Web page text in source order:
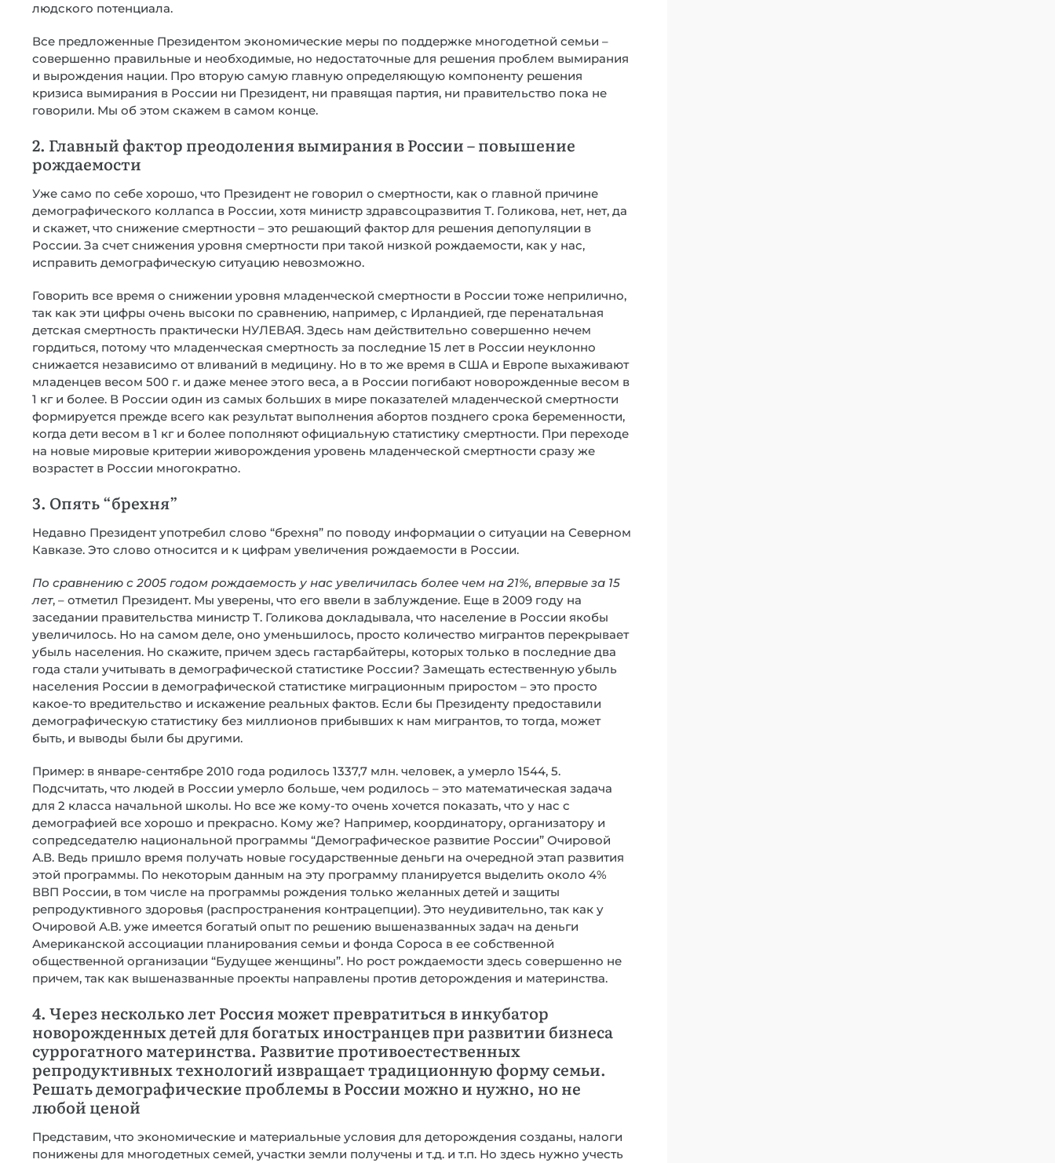
людского потенциала.
Все предложенные Президентом экономические меры по поддержке многодетной семьи –
совершенно правильные и необходимые, но недостаточные для решения проблем вымирания
и вырождения нации. Про вторую самую главную определяющую компоненту решения
кризиса вымирания в России ни Президент, ни правящая партия, ни правительство пока не
говорили. Мы об этом скажем в самом конце.
2. Главный фактор преодоления вымирания в России – повышение
рождаемости
Уже само по себе хорошо, что Президент не говорил о смертности, как о главной причине
демографического коллапса в России, хотя министр здравсоцразвития Т. Голикова, нет, нет, да
и скажет, что снижение смертности – это решающий фактор для решения депопуляции в
России. За счет снижения уровня смертности при такой низкой рождаемости, как у нас,
исправить демографическую ситуацию невозможно.
Говорить все время о снижении уровня младенческой смертности в России тоже неприлично,
так как эти цифры очень высоки по сравнению, например, с Ирландией, где перенатальная
детская смертность практически НУЛЕВАЯ. Здесь нам действительно совершенно нечем
гордиться, потому что младенческая смертность за последние 15 лет в России неуклонно
снижается независимо от вливаний в медицину. Но в то же время в США и Европе выхаживают
младенцев весом 500 г. и даже менее этого веса, а в России погибают новорожденные весом в
1 кг и более. В России один из самых больших в мире показателей младенческой смертности
формируется прежде всего как результат выполнения абортов позднего срока беременности,
когда дети весом в 1 кг и более пополняют официальную статистику смертности. При переходе
на новые мировые критерии живорождения уровень младенческой смертности сразу же
возрастет в России многократно.
3. Опять “брехня”
Недавно Президент употребил слово “брехня” по поводу информации о ситуации на Северном
Кавказе. Это слово относится и к цифрам увеличения рождаемости в России.
По сравнению с 2005 годом рождаемость у нас увеличилась более чем на 21%, впервые за 15
лет, – отметил Президент. Мы уверены, что его ввели в заблуждение. Еще в 2009 году на
заседании правительства министр Т. Голикова докладывала, что население в России якобы
увеличилось. Но на самом деле, оно уменьшилось, просто количество мигрантов перекрывает
убыль населения. Но скажите, причем здесь гастарбайтеры, которых только в последние два
года стали учитывать в демографической статистике России? Замещать естественную убыль
населения России в демографической статистике миграционным приростом – это просто
какое-то вредительство и искажение реальных фактов. Если бы Президенту предоставили
демографическую статистику без миллионов прибывших к нам мигрантов, то тогда, может
быть, и выводы были бы другими.
Пример: в январе-сентябре 2010 года родилось 1337,7 млн. человек, а умерло 1544, 5.
Подсчитать, что людей в России умерло больше, чем родилось – это математическая задача
для 2 класса начальной школы. Но все же кому-то очень хочется показать, что у нас с
демографией все хорошо и прекрасно. Кому же? Например, координатору, организатору и
сопредседателю национальной программы “Демографическое развитие России” Очировой
А.В. Ведь пришло время получать новые государственные деньги на очередной этап развития
этой программы. По некоторым данным на эту программу планируется выделить около 4%
ВВП России, в том числе на программы рождения только желанных детей и защиты
репродуктивного здоровья (распространения контрацепции). Это неудивительно, так как у
Очировой А.В. уже имеется богатый опыт по решению вышеназванных задач на деньги
Американской ассоциации планирования семьи и фонда Сороса в ее собственной
общественной организации “Будущее женщины”. Но рост рождаемости здесь совершенно не
причем, так как вышеназванные проекты направлены против деторождения и материнства.
4. Через несколько лет Россия может превратиться в инкубатор
новорожденных детей для богатых иностранцев при развитии бизнеса
суррогатного материнства. Развитие противоестественных
репродуктивных технологий извращает традиционную форму семьи.
Решать демографические проблемы в России можно и нужно, но не
любой ценой
Представим, что экономические и материальные условия для деторождения созданы, налоги
понижены для многодетных семей, участки земли получены и т.д. и т.п. Но здесь нужно учесть